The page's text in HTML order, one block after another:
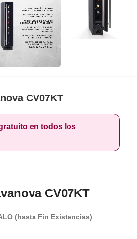
CV07KT
en todos los
CV07KT
(hasta Fin Existencias)